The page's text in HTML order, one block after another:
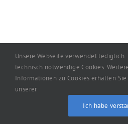
Copyright2026machart:
Unsere Webseite verwendet lediglich
technisch notwendige Cookies. Weitere
Informationen zu Cookies erhalten Sie
unserer
Ich habe